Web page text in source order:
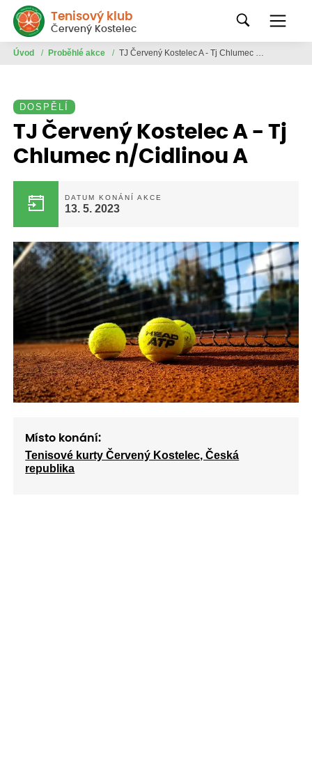
Tenisový klub
Červený Kostelec
Úvod / Proběhlé akce / TJ Červený Kostelec A - Tj Chlumec n/Cidlinou A
DOSPĚLÍ
TJ Červený Kostelec A - Tj
Chlumec n/Cidlinou A
DATUM KONÁNÍ AKCE
13. 5. 2023
Místo konání:
Tenisové kurty Červený Kostelec, Česká
republika